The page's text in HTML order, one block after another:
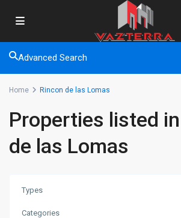
Advanced Search
Home Rincon de las Lomas
Properties listed
de las Lomas
Types
Categories